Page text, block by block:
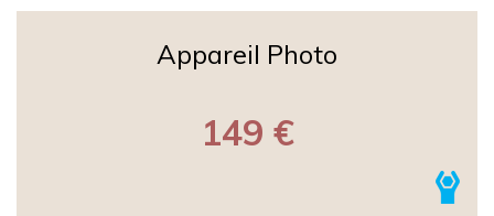
Appareil Photo
149 €